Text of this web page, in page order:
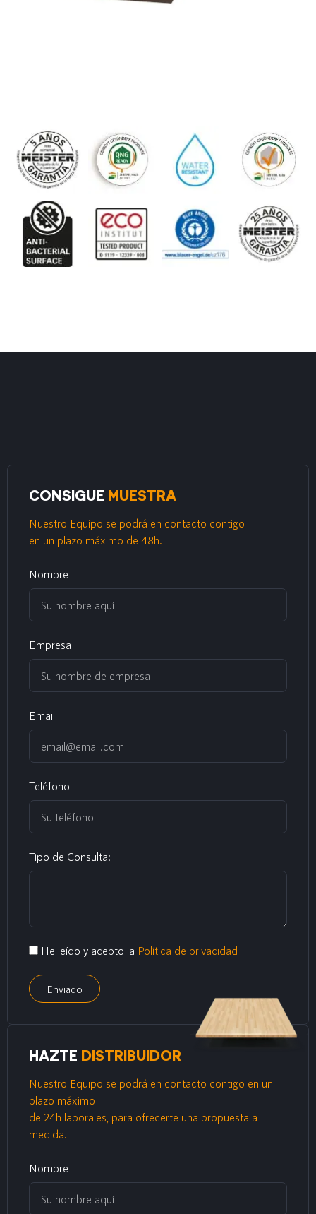
CONSIGUE MUESTRA
Nuestro Equipo se podrá en contacto contigo
en un plazo máximo de 48h.
Nombre
Empresa
Email
Teléfono
Tipo de Consulta:
He leído y acepto la Política de privacidad
Enviado
HAZTE DISTRIBUIDOR
Nuestro Equipo se podrá en contacto contigo en un
plazo máximo
de 24h laborales, para ofrecerte una propuesta a
medida.
Nombre